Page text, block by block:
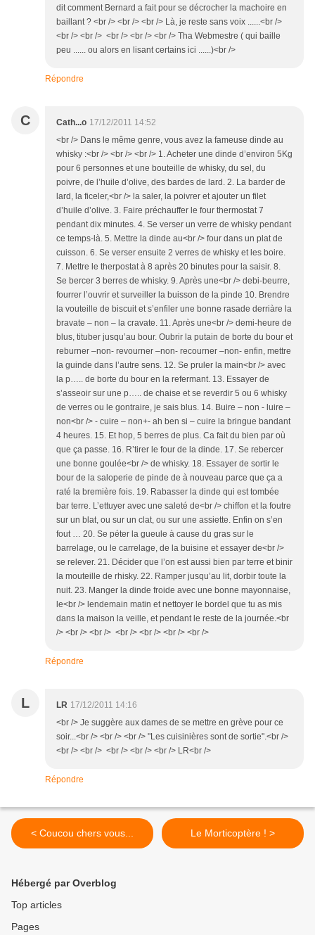
dit comment Bernard a fait pour se décrocher la machoire en
baillant ? <br /> <br /> <br /> Là, je reste sans voix ......<br />
<br /> <br /> <br /> <br /> <br /> Tha Webmestre ( qui baille
peu ...... ou alors en lisant certains ici ......)<br />
Répondre
C Cath...o 17/12/2011 14:52
<br /> Dans le même genre, vous avez la fameuse dinde au
whisky :<br /> <br /> <br /> 1. Acheter une dinde d’environ 5Kg
pour 6 personnes et une bouteille de whisky, du sel, du
poivre, de l’huile d’olive, des bardes de lard. 2. La barder de
lard, la ficeler,<br /> la saler, la poivrer et ajouter un filet
d’huile d’olive. 3. Faire préchauffer le four thermostat 7
pendant dix minutes. 4. Se verser un verre de whisky pendant
ce temps-là. 5. Mettre la dinde au<br /> four dans un plat de
cuisson. 6. Se verser ensuite 2 verres de whisky et les boire.
7. Mettre le therpostat à 8 après 20 binutes pour la saisir. 8.
Se bercer 3 berres de whisky. 9. Après une<br /> debi-beurre,
fourrer l’ouvrir et surveiller la buisson de la pinde 10. Brendre
la vouteille de biscuit et s’enfiler une bonne rasade derriàre la
bravate – non – la cravate. 11. Après une<br /> demi-heure de
blus, tituber jusqu’au bour. Oubrir la putain de borte du bour et
reburner –non- revourner –non- recourner –non- enfin, mettre
la guinde dans l’autre sens. 12. Se pruler la main<br /> avec
la p….. de borte du bour en la refermant. 13. Essayer de
s’asseoir sur une p….. de chaise et se reverdir 5 ou 6 whisky
de verres ou le gontraire, je sais blus. 14. Buire – non - luire –
non<br /> - cuire – non+- ah ben si – cuire la bringue bandant
4 heures. 15. Et hop, 5 berres de plus. Ca fait du bien par où
que ça passe. 16. R’tirer le four de la dinde. 17. Se rebercer
une bonne goulée<br /> de whisky. 18. Essayer de sortir le
bour de la saloperie de pinde de à nouveau parce que ça a
raté la bremière fois. 19. Rabasser la dinde qui est tombée
bar terre. L’ettuyer avec une saleté de<br /> chiffon et la foutre
sur un blat, ou sur un clat, ou sur une assiette. Enfin on s’en
fout … 20. Se péter la gueule à cause du gras sur le
barrelage, ou le carrelage, de la buisine et essayer de<br />
se relever. 21. Décider que l’on est aussi bien par terre et binir
la mouteille de rhisky. 22. Ramper jusqu’au lit, dorbir toute la
nuit. 23. Manger la dinde froide avec une bonne mayonnaise,
le<br /> lendemain matin et nettoyer le bordel que tu as mis
dans la maison la veille, et pendant le reste de la journée.<br
/> <br /> <br /> <br /> <br /> <br /> <br />
Répondre
L LR 17/12/2011 14:16
<br /> Je suggère aux dames de se mettre en grève pour ce
soir...<br /> <br /> <br /> "Les cuisinières sont de sortie".<br />
<br /> <br /> <br /> <br /> <br /> LR<br />
Répondre
< Coucou chers vous... Le Morticoptère ! >
Hébergé par Overblog
Top articles
Pages